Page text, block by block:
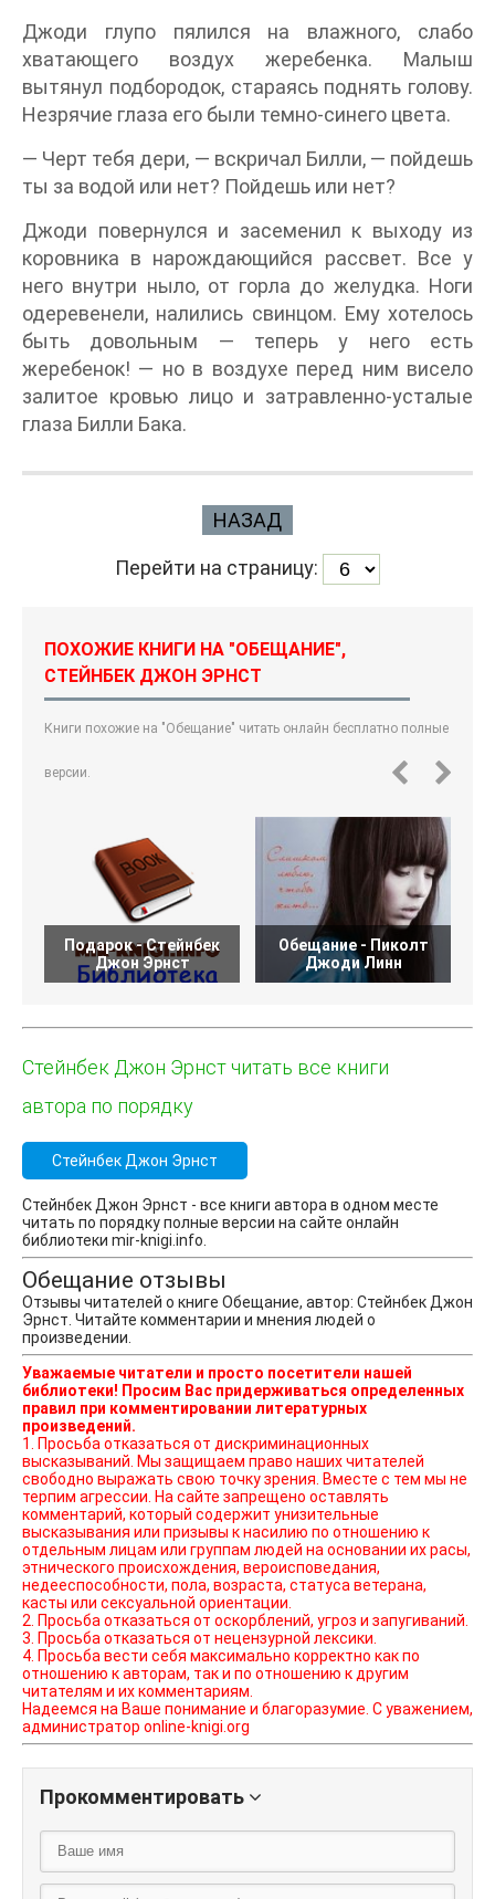
Джоди глупо пялился на влажного, слабо
хватающего воздух жеребенка. Малыш
вытянул подбородок, стараясь поднять голову.
Незрячие глаза его были темно-синего цвета.
— Черт тебя дери, — вскричал Билли, — пойдешь
ты за водой или нет? Пойдешь или нет?
Джоди повернулся и засеменил к выходу из
коровника в нарождающийся рассвет. Все у
него внутри ныло, от горла до желудка. Ноги
одеревенели, налились свинцом. Ему хотелось
быть довольным — теперь у него есть
жеребенок! — но в воздухе перед ним висело
залитое кровью лицо и затравленно-усталые
глаза Билли Бака.
НАЗАД
Перейти на страницу:
ПОХОЖИЕ КНИГИ НА "ОБЕЩАНИЕ",
СТЕЙНБЕК ДЖОН ЭРНСТ
Книги похожие на "Обещание" читать онлайн бесплатно полные
версии.
Подарок - Стейнбек
Джон Эрнст
Обещание - Пиколт
Джоди Линн
Стейнбек Джон Эрнст читать все книги
автора по порядку
Стейнбек Джон Эрнст
Стейнбек Джон Эрнст - все книги автора в одном месте
читать по порядку полные версии на сайте онлайн
библиотеки mir-knigi.info.
Обещание отзывы
Отзывы читателей о книге Обещание, автор: Стейнбек Джон
Эрнст. Читайте комментарии и мнения людей о
произведении.
Уважаемые читатели и просто посетители нашей
библиотеки! Просим Вас придерживаться определенных
правил при комментировании литературных
произведений.
1. Просьба отказаться от дискриминационных
высказываний. Мы защищаем право наших читателей
свободно выражать свою точку зрения. Вместе с тем мы не
терпим агрессии. На сайте запрещено оставлять
комментарий, который содержит унизительные
высказывания или призывы к насилию по отношению к
отдельным лицам или группам людей на основании их расы,
этнического происхождения, вероисповедания,
недееспособности, пола, возраста, статуса ветерана,
касты или сексуальной ориентации.
2. Просьба отказаться от оскорблений, угроз и запугиваний.
3. Просьба отказаться от нецензурной лексики.
4. Просьба вести себя максимально корректно как по
отношению к авторам, так и по отношению к другим
читателям и их комментариям.
Надеемся на Ваше понимание и благоразумие. С уважением,
администратор online-knigi.org
Прокомментировать